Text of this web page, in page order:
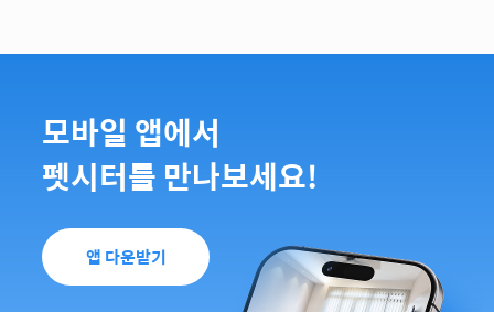
모바일 앱에서
펫시터를 만나보세요!
앱 다운받기